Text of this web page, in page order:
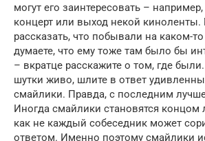
могут его заинтересовать –
концерт или выход некой
рассказать, что побывали на каком-
думаете, что ему тоже там было бы
– вкратце расскажите о том, где были.
шутки живо, шлите в ответ
смайлики. Правда, с последним
Иногда смайлики становятся концом
как не каждый собеседник может
ответом. Именно поэтому смайлики